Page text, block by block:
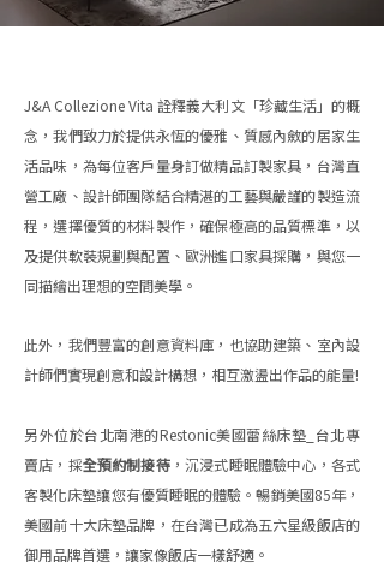
J&A Collezione Vita 詮釋義大利文「珍藏生活」的概
念，我們致力於提供永恆的優雅、質感內斂的居家生
活品味，為每位客戶量身訂做精品訂製家具，台灣直
營工廠、設計師團隊結合精湛的工藝與嚴謹的製造流
程，選擇優質的材料製作，確保極高的品質標準，以
及提供軟裝規劃與配置、歐洲進口家具採購，與您一
同描繪出理想的空間美學。
此外，我們豐富的創意資料庫，也協助建築、室內設
計師們實現創意和設計構想，相互激盪出作品的能量!
另外位於台北南港的Restonic美國蕾絲床墊_台北專
賣店，採全預約制接待，沉浸式睡眠體驗中心，各式
客製化床墊讓您有優質睡眠的體驗。暢銷美國85年，
美國前十大床墊品牌，在台灣已成為五六星級飯店的
御用品牌首選，讓家像飯店一樣舒適。